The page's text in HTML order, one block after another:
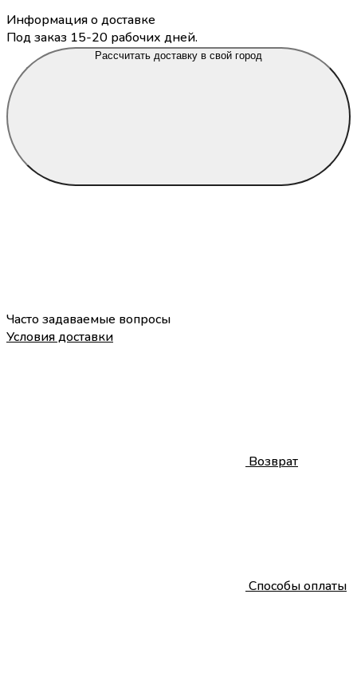
Информация о доставке
Под заказ 15-20 рабочих дней.
Рассчитать доставку в свой город
Часто задаваемые вопросы
Условия доставки
Возврат
Способы оплаты